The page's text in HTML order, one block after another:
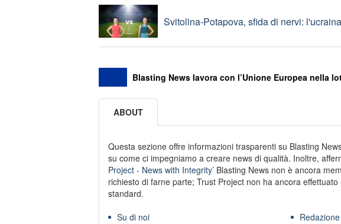
Svitolina-Potapova, sfida di nervi:
Blasting News lavora con l’Unione Europea nella
ABOUT
Questa sezione offre informazioni trasparenti su Blasting
su come ci impegniamo a creare news di qualità. Inoltre,
Project - News with Integrity’Blasting News non è ancora
richiesto di farne parte; Trust Project non ha ancora
standard.
Su di noi
Redazione